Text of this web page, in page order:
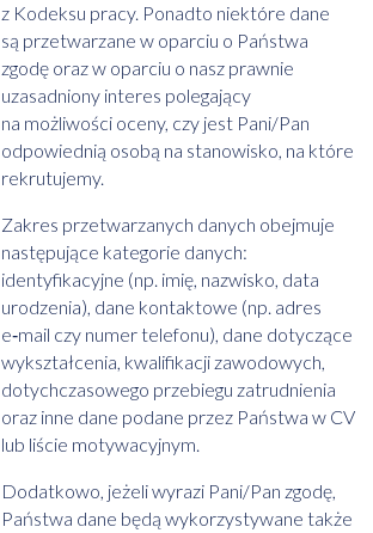
z Kodeksu pracy. Ponadto niektóre dane
są przetwarzane w oparciu o Państwa
zgodę oraz w oparciu o nasz prawnie
uzasadniony interes polegający
na możliwości oceny, czy jest Pani/Pan
odpowiednią osobą na stanowisko, na które
rekrutujemy.
Zakres przetwarzanych danych obejmuje
następujące kategorie danych:
identyfikacyjne (np. imię, nazwisko, data
urodzenia), dane kontaktowe (np. adres
e‑mail czy numer telefonu), dane dotyczące
wykształcenia, kwalifikacji zawodowych,
dotychczasowego przebiegu zatrudnienia
oraz inne dane podane przez Państwa w CV
lub liście motywacyjnym.
Dodatkowo, jeżeli wyrazi Pani/Pan zgodę,
Państwa dane będą wykorzystywane także